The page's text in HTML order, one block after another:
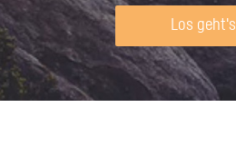
Los geht's